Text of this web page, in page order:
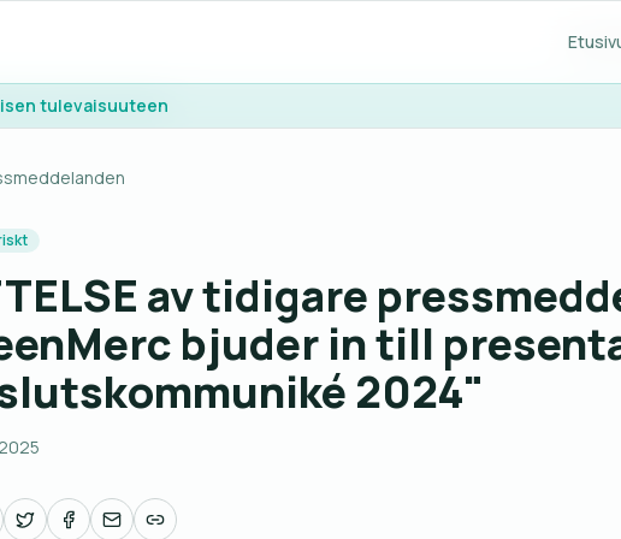
tulevaisuuteen
av tidigare
bjuder in till
2024"
tulevaisuuteen